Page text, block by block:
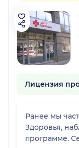
Лицензия
Ранее мы
Здоровья,
программе.